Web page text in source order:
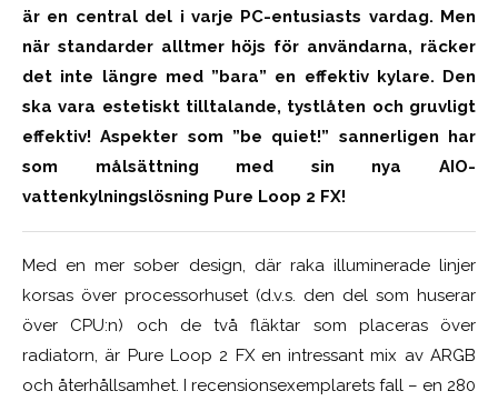
är en central del i varje PC-entusiasts vardag. Men
när standarder alltmer höjs för användarna, räcker
det inte längre med ”bara” en effektiv kylare. Den
ska vara estetiskt tilltalande, tystlåten och gruvligt
effektiv! Aspekter som ”be quiet!” sannerligen har
som målsättning med sin nya AIO-
vattenkylningslösning Pure Loop 2 FX!
Med en mer sober design, där raka illuminerade linjer
korsas över processorhuset (d.v.s. den del som huserar
över CPU:n) och de två fläktar som placeras över
radiatorn, är Pure Loop 2 FX en intressant mix av ARGB
och återhållsamhet. I recensionsexemplarets fall – en 280